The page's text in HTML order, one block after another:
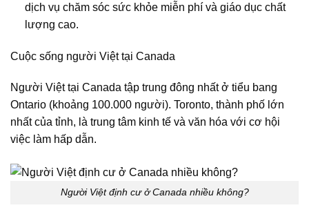
dịch vụ chăm sóc sức khỏe miễn phí và giáo dục chất
lượng cao.
Cuộc sống người Việt tại Canada
Người Việt tại Canada tập trung đông nhất ở tiểu bang
Ontario (khoảng 100.000 người). Toronto, thành phố lớn
nhất của tỉnh, là trung tâm kinh tế và văn hóa với cơ hội
việc làm hấp dẫn.
Người Việt định cư ở Canada nhiều không?